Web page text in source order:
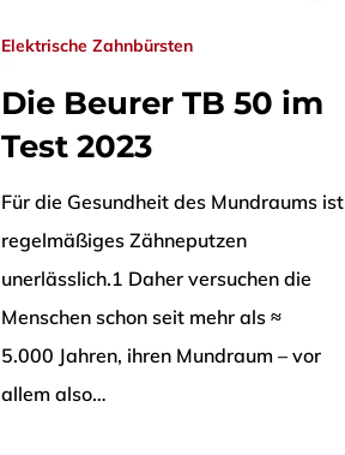
Elektrische Zahnbürsten
Die Beurer TB 50 im
Test 2023
Für die Gesundheit des Mundraums ist
regelmäßiges Zähneputzen
unerlässlich.1 Daher versuchen die
Menschen schon seit mehr als ≈
5.000 Jahren, ihren Mundraum – vor
allem also…